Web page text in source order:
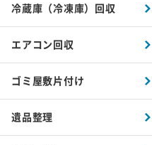
冷蔵庫（冷凍庫）回収
エアコン回収
ゴミ屋敷片付け
遺品整理